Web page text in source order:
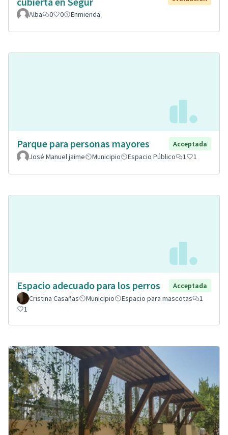
Alba
0 0 Enmienda
Parque para personas mayores
Acceptada
José Manuel jaime
Municipio Espacio Público 1 1
Espacio adecuado para los perros
Acceptada
Cristina Casañas
Municipio Espacio para mascotas
1
1